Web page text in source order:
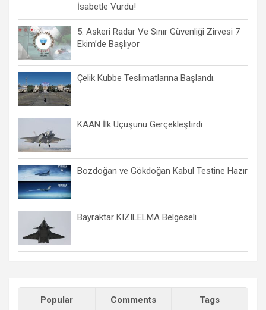
İsabetle Vurdu!
5. Askeri Radar Ve Sınır Güvenliği Zirvesi 7
Ekim’de Başlıyor
Çelik Kubbe Teslimatlarına Başlandı.
KAAN İlk Uçuşunu Gerçekleştirdi
Bozdoğan ve Gökdoğan Kabul Testine Hazır
Bayraktar KIZILELMA Belgeseli
Popular Comments Tags